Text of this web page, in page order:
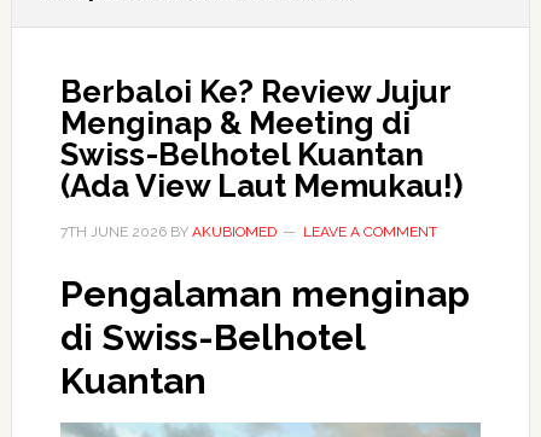
Berbaloi Ke? Review Jujur
Menginap & Meeting di
Swiss-Belhotel Kuantan
(Ada View Laut Memukau!)
7TH JUNE 2026BY AKUBIOMED LEAVE A COMMENT
Pengalaman menginap
di Swiss-Belhotel
Kuantan